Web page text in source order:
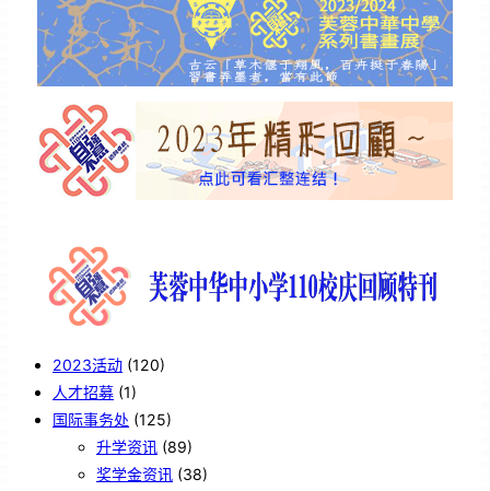
2023活动 (120)
人才招募 (1)
国际事务处 (125)
升学资讯 (89)
奖学金资讯 (38)